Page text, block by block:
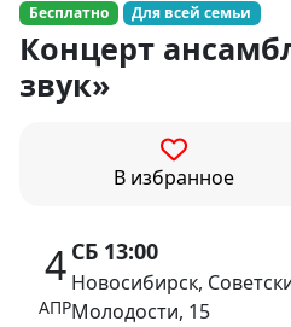
Бесплатно Для всей семьи
Концерт
звук»
В избранное
4
АПР
СБ 13:00
Новосибирск,
Молодости, 15